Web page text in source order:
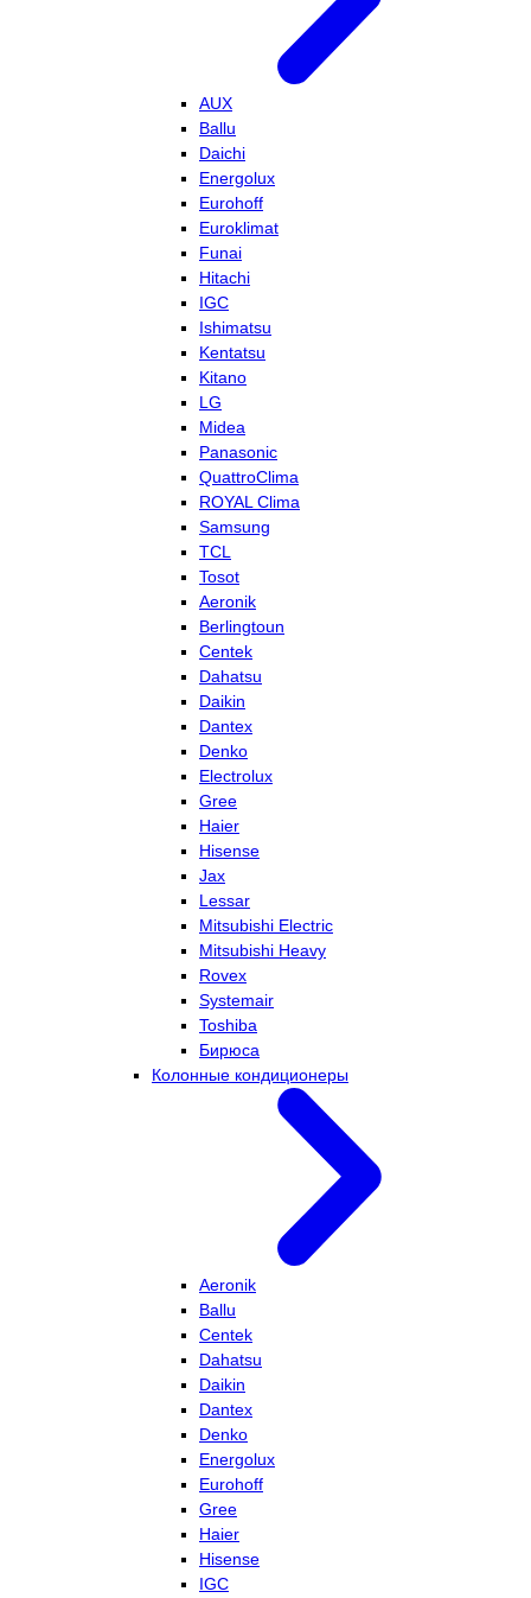
AUX
Ballu
Daichi
Energolux
Eurohoff
Euroklimat
Funai
Hitachi
IGC
Ishimatsu
Kentatsu
Kitano
LG
Midea
Panasonic
QuattroClima
ROYAL Clima
Samsung
TCL
Tosot
Aeronik
Berlingtoun
Centek
Dahatsu
Daikin
Dantex
Denko
Electrolux
Gree
Haier
Hisense
Jax
Lessar
Mitsubishi Electric
Mitsubishi Heavy
Rovex
Systemair
Toshiba
Бирюса
Колонные кондиционеры
Aeronik
Ballu
Centek
Dahatsu
Daikin
Dantex
Denko
Energolux
Eurohoff
Gree
Haier
Hisense
IGC